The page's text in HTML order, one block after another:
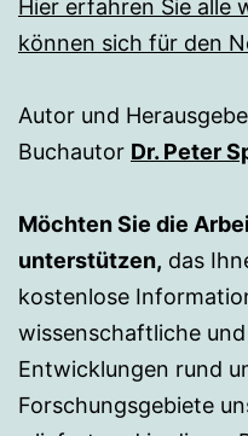
Hier erfahren Sie alle
können sich für den
Autor und
Buchautor Dr. Peter
Möchten Sie die
unterstützen, das
kostenlose
wissenschaftliche
Entwicklungen rund
Forschungsgebiete